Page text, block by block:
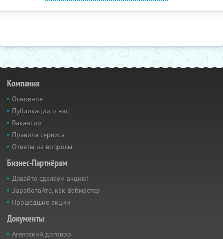
Компания
Основное
Публикации о нас
Вакансии
Правила сервиса
Ответы на вопросы
Бизнес-Партнёрам
Давайте сделаем акцию!
Заработайте, как Вебмастер
Прошедшие акции
Документы
Агентский договор